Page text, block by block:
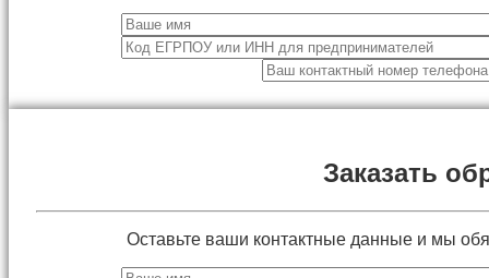
Заказать
Оставьте ваши контактные данные и мы